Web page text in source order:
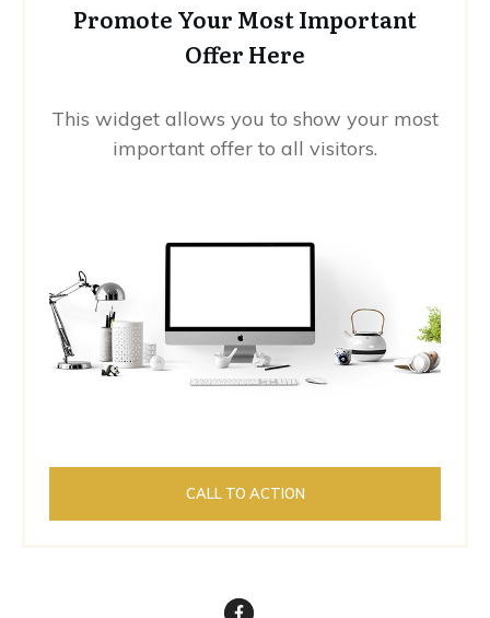
Promote Your Most Important
Offer Here
This widget allows you to show your most
important offer to all visitors.
CALL TO ACTION